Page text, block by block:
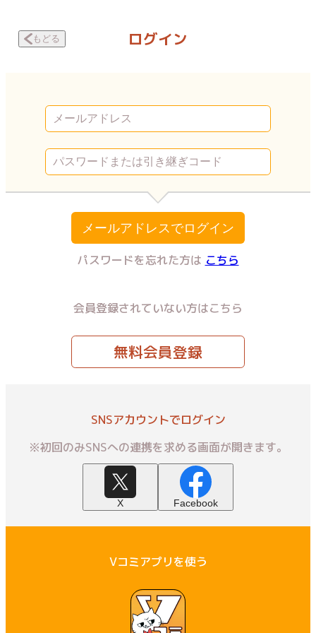
もどる ログイン
メールアドレスでログイン
パスワードを忘れた方は こちら
会員登録されていない方はこちら
無料会員登録
SNSアカウントでログイン
※初回のみSNSへの連携を求める画面が開きます。
X Facebook
Vコミアプリを使う